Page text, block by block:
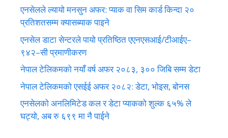
एनसेलले ल्यायो मनसुन अफर: प्याक वा सिम कार्ड किन्दा २०
प्रतिशतसम्म क्यासब्याक पाइने
एनसेल डाटा सेन्टरले पायो प्रतिष्ठित एएनएसआई/टीआईए–
९४२–सी प्रमाणीकरण
नेपाल टेलिकमको नयाँ वर्ष अफर २०८३, ३०० जिबि सम्म डेटा
नेपाल टेलिकमको एसईई अफर २०८२: डेटा, भोइस, बोनस
एनसेलको अनलिमिटेड कल र डेटा प्याकको शुल्क ६५% ले
घट्यो, अब रु ६९९ मा नै पाईने